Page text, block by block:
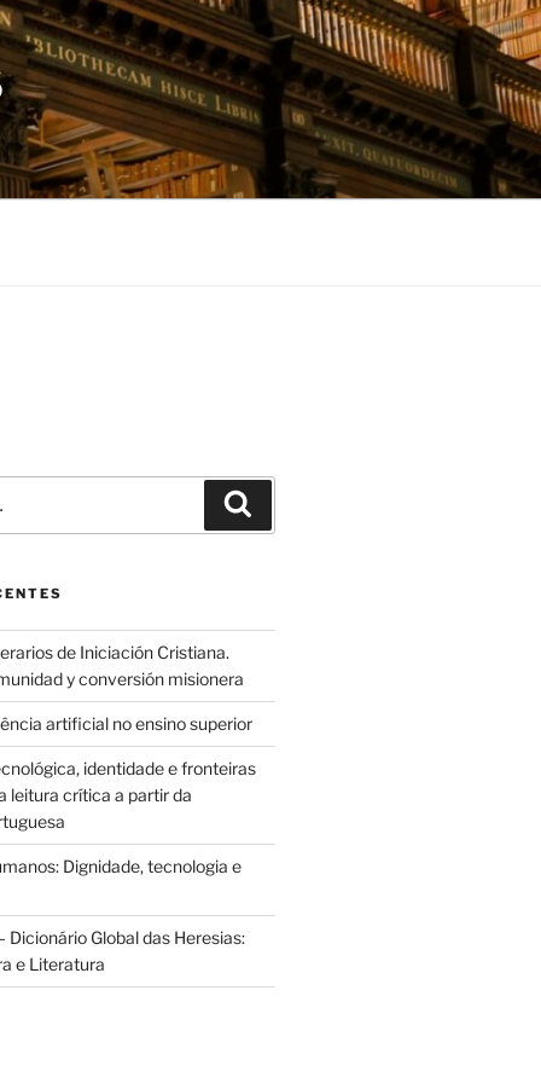
de Iniciación Cristiana.
y conversión misionera
artificial no ensino superior
identidade e fronteiras
leitura crítica a partir da
Dignidade, tecnologia e
Dicionário Global das Heresias:
e Literatura